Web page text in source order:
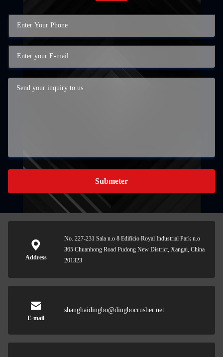
Submeter
Address
No. 227-231 Sala n.o 8 Edifício Royal Industrial Park n.o
365 Chuanhong Road Pudong New District, Xangai, China
201323
E-mail
shanghaidingbo@dingbocrusher.net